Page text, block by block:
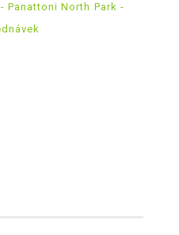
Panattoni North Park -